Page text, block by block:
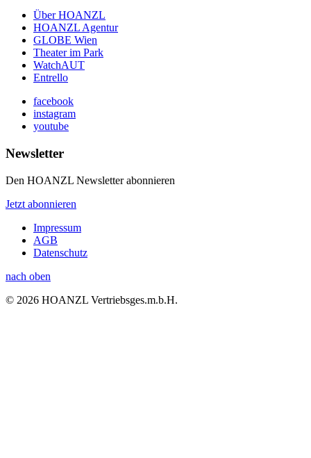
Über HOANZL
HOANZL Agentur
GLOBE Wien
Theater im Park
WatchAUT
Entrello
facebook
instagram
youtube
Newsletter
Den HOANZL Newsletter abonnieren
Jetzt abonnieren
Impressum
AGB
Datenschutz
nach oben
© 2026 HOANZL Vertriebsges.m.b.H.